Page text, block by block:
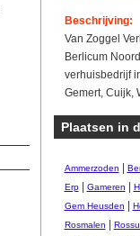
Beschrijving:
Van Zoggel
Berlicum
verhuisbedrijf
Gemert, Cuijk,
Plaatsen in
Ammerzoden
Erp| Gameren
Gem Heusden
Rosmalen